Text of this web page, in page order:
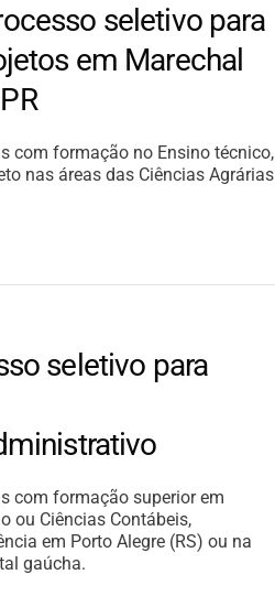
seletivo para
em Marechal
com formação no Ensino técnico,
nas áreas das Ciências Agrárias
seletivo para
com formação superior em
ou Ciências Contábeis,
em Porto Alegre (RS) ou na
gaúcha.